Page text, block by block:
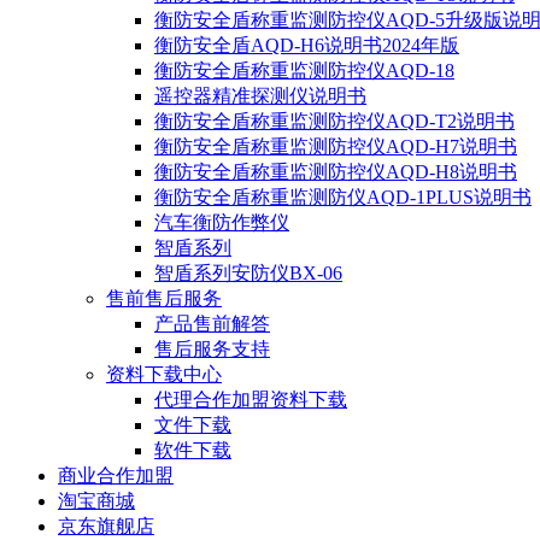
衡防安全盾称重监测防控仪AQD-5升级版说
衡防安全盾AQD-H6说明书2024年版
衡防安全盾称重监测防控仪AQD-18
遥控器精准探测仪说明书
衡防安全盾称重监测防控仪AQD-T2说明书
衡防安全盾称重监测防控仪AQD-H7说明书
衡防安全盾称重监测防控仪AQD-H8说明书
衡防安全盾称重监测防仪AQD-1PLUS说明书
汽车衡防作弊仪
智盾系列
智盾系列安防仪BX-06
售前售后服务
产品售前解答
售后服务支持
资料下载中心
代理合作加盟资料下载
文件下载
软件下载
商业合作加盟
淘宝商城
京东旗舰店